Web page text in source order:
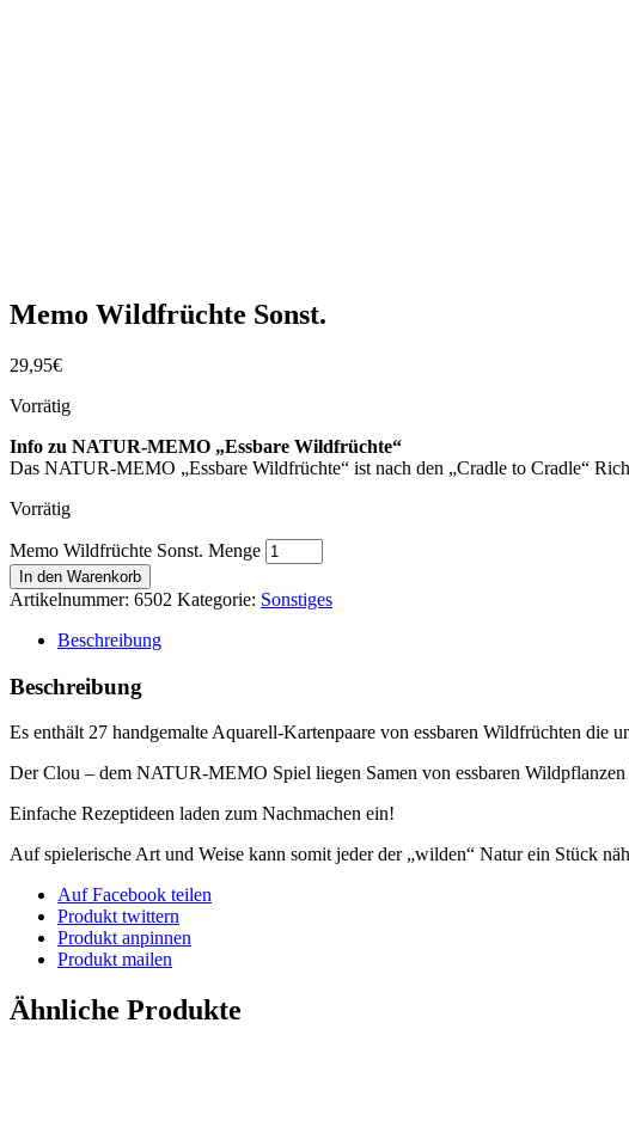
Memo Wildfrüchte Sonst.
29,95€
Vorrätig
Info zu NATUR-MEMO „Essbare Wildfrüchte“
Das NATUR-MEMO „Essbare Wildfrüchte“ ist nach den „Cradle to Cradle“
Vorrätig
Memo Wildfrüchte Sonst. Menge
In den Warenkorb
Artikelnummer: 6502 Kategorie: Sonstiges
Beschreibung
Beschreibung
Es enthält 27 handgemalte Aquarell-Kartenpaare von essbaren Wildfrüchten die
Der Clou – dem NATUR-MEMO Spiel liegen Samen von essbaren
Einfache Rezeptideen laden zum Nachmachen ein!
Auf spielerische Art und Weise kann somit jeder der „wilden“ Natur ein Stück
Auf Facebook teilen
Produkt twittern
Produkt anpinnen
Produkt mailen
Ähnliche Produkte